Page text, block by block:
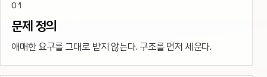
01
문제 정의
애매한 요구를 그대로 받지 않는다. 구조를 먼저 세운다.